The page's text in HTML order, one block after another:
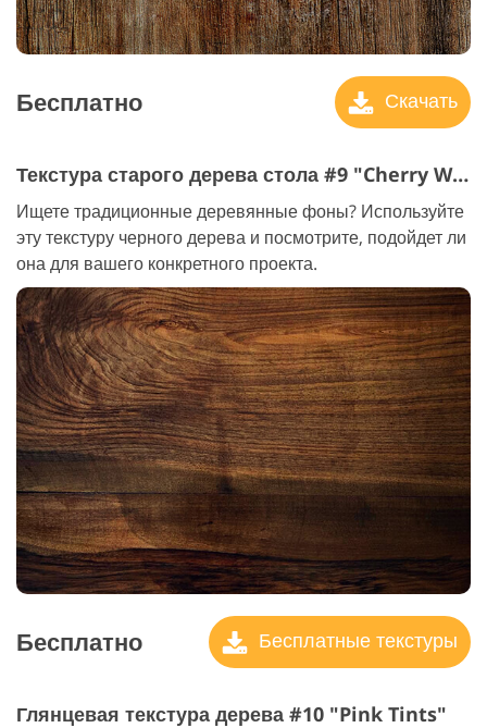
Бесплатно Скачать
Текстура старого дерева стола #9 "Cherry Wood"
Ищете традиционные деревянные фоны? Используйте
эту текстуру черного дерева и посмотрите, подойдет ли
она для вашего конкретного проекта.
Бесплатно Бесплатные текстуры
Глянцевая текстура дерева #10 "Pink Tints"